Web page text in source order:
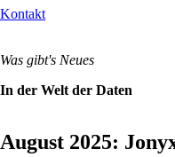
Kontakt
Was gibt's Neues
In der Welt der Daten
August 2025: